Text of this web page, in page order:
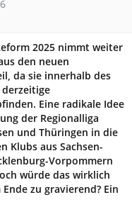
2025 nimmt weiter
den neuen
da sie innerhalb des
derzeitige
Eine radikale Idee
der Regionalliga
und Thüringen in die
Klubs aus Sachsen-
Vorpommern
würde das wirklich
zu gravierend? Ein